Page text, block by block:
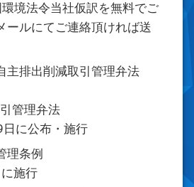
境法令当社仮訳を無料でご
ールにてご連絡頂ければ送
主排出削減取引管理弁法
管理弁法
に公布・施行
理条例
施行